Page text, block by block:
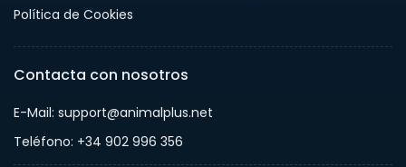
Política de Cookies
Contacta con nosotros
E-Mail: support@animalplus.net
Teléfono: +34 902 996 356